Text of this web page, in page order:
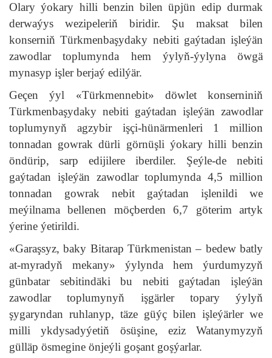
Olary ýokary hilli benzin bilen üpjün edip durmak
derwaýys wezipeleriň biridir. Şu maksat bilen
konserniň Türkmenbaşydaky nebiti gaýtadan işleýän
zawodlar toplumynda hem ýylyň-ýylyna öwgä
mynasyp işler berjaý edilýär.
Geçen ýyl «Türkmennebit» döwlet konserniniň
Türkmenbaşydaky nebiti gaýtadan işleýän zawodlar
toplumynyň agzybir işçi-hünärmenleri 1 million
tonnadan gowrak dürli görnüşli ýokary hilli benzin
öndürip, sarp edijilere iberdiler. Şeýle-de nebiti
gaýtadan işleýän zawodlar toplumynda 4,5 million
tonnadan gowrak nebit gaýtadan işlenildi we
meýilnama bellenen möçberden 6,7 göterim artyk
ýerine ýetirildi.
«Garaşsyz, baky Bitarap Türkmenistan – bedew batly
at-myradyň mekany» ýylynda hem ýurdumyzyň
günbatar sebitindäki bu nebiti gaýtadan işleýän
zawodlar toplumynyň işgärler topary ýylyň
şygaryndan ruhlanyp, täze güýç bilen işleýärler we
milli ykdysadyýetiň ösüşine, eziz Watanymyzyň
gülläp ösmegine önjeýli goşant goşýarlar.